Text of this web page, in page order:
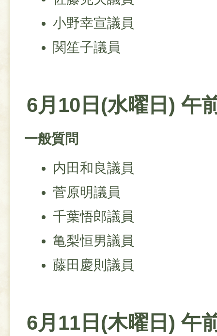
小野幸宣議員
関笙子議員
6月10日(水曜日) 午
一般質問
内田和良議員
菅原明議員
千葉悟郎議員
亀梨恒男議員
藤田慶則議員
6月11日(木曜日) 午